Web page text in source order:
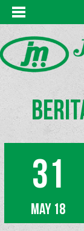
31
May 18